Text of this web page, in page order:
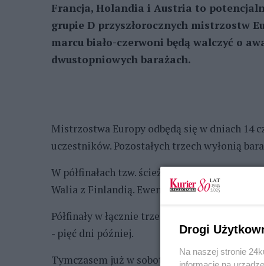
Francja, Holandia i Austria to
grupie D przyszłorocznych mistrzostw
marcu biało-czerwoni będą walczyć o
dwustopniowych barażach.
Mistrzostwa Europy odbędą się w dniach 14
uczestników. Pozostałych trzech wyłonią
W półfinałach tzw. ścieżki A podopieczni
Walia z Finlandią. Ewentualny finał polscy
Półfinały w łącznie trzech ścieżkach
- pięć dni później.
Tymczasem już w sobotę w Hamburgu
Drogi
Na naszej stronie